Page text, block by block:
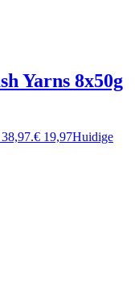
Yarns 8x50g
€ 19,97Huidige